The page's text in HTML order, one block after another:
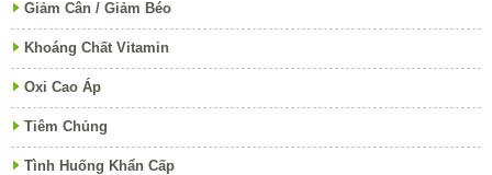
Giảm Cân / Giảm Béo
Khoáng Chất Vitamin
Oxi Cao Áp
Tiêm Chủng
Tình Huống Khẩn Cấp